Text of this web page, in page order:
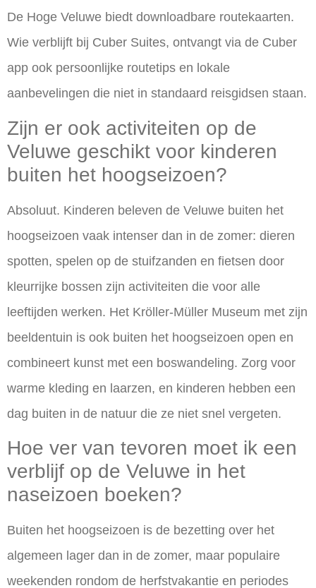
De Hoge Veluwe biedt downloadbare routekaarten.
Wie verblijft bij Cuber Suites, ontvangt via de Cuber
app ook persoonlijke routetips en lokale
aanbevelingen die niet in standaard reisgidsen staan.
Zijn er ook activiteiten op de
Veluwe geschikt voor kinderen
buiten het hoogseizoen?
Absoluut. Kinderen beleven de Veluwe buiten het
hoogseizoen vaak intenser dan in de zomer: dieren
spotten, spelen op de stuifzanden en fietsen door
kleurrijke bossen zijn activiteiten die voor alle
leeftijden werken. Het Kröller-Müller Museum met zijn
beeldentuin is ook buiten het hoogseizoen open en
combineert kunst met een boswandeling. Zorg voor
warme kleding en laarzen, en kinderen hebben een
dag buiten in de natuur die ze niet snel vergeten.
Hoe ver van tevoren moet ik een
verblijf op de Veluwe in het
naseizoen boeken?
Buiten het hoogseizoen is de bezetting over het
algemeen lager dan in de zomer, maar populaire
weekenden rondom de herfstvakantie en periodes